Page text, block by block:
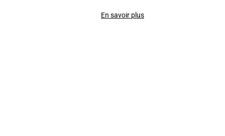
En savoir plus